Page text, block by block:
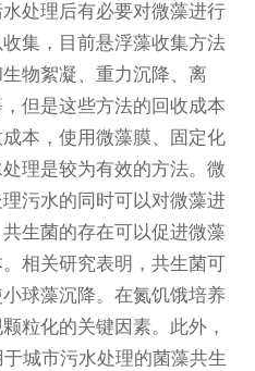
处理后有必要对微藻进行
集，目前悬浮藻收集方法
物絮凝、重力沉降、离
但是这些方法的回收成本
本，使用微藻膜、固定化
理是较为有效的方法。微
污水的同时可以对微藻进
生菌的存在可以促进微藻
相关研究表明，共生菌可
球藻沉降。在氮饥饿培养
粒化的关键因素。此外，
城市污水处理的菌藻共生